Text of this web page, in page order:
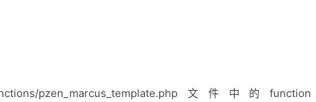
pzen_marcus_template.php文件中的function